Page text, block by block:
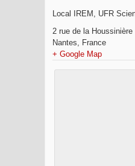
Local IREM, UFR
2 rue de la Houssinière
Nantes, France
+ Google Map